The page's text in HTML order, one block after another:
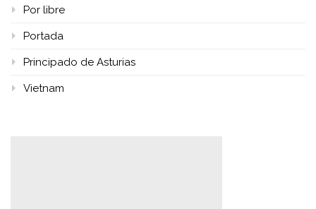
Por libre
Portada
Principado de Asturias
Vietnam